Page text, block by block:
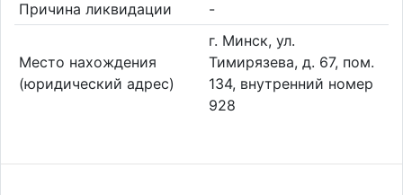
Причина ликвидации
-
Место нахождения
(юридический адрес)
г. Минск, ул.
Тимирязева, д. 67, пом.
134, внутренний номер
928